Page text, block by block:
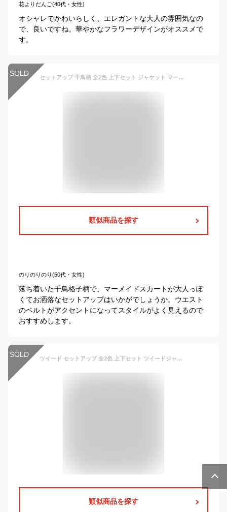
花よりだんご(40代・女性)
オシャレでかわいらしく、エレガントな大人の雰囲気なの
で、良いですね。華やかなフラワーデザインがオススメで
す。
SOLD セットアップ 千鳥柄 全2色 上下セット ジャケット マーメイドスカート 秋アウター アシンメトリー きれいめ ガーリー 好印象 デイリー おしゃれ 大きいサイズ エレガント フォーマル セレモニー ビジネス 通勤 オフィス 成人式 二次会 春 秋 冬 レディース【jk8600032】
類似商品を探す
のりのりのり(50代・女性)
落ち着いた千鳥格子柄で、マーメイドスカートが大人っぽ
くてお洒落なセットアップはいかがでしょうか。ウエスト
のベルトがアクセントになってスタイルがよく見えるので
おすすめします。
SOLD ツイード セットアップ 全2色 上下セット ツイードジャケット ロングスカート ゴールドボタン 秋アウター 大人カジュアル きれいめ デイリー おしゃれ 大きいサイズ 上品 フォーマル セレモニー ビジネス 通勤 オフィス 成人式 二次会 春 秋 冬 レディース【jk8600037】
類似商品を探す